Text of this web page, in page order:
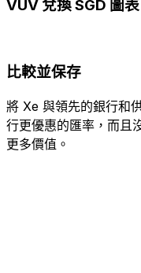
VUV 兌換 SGD 圖表
比較並保存
將 Xe 與領先的銀行和
行更優惠的匯率，而且
更多價值。